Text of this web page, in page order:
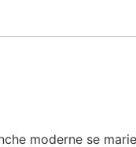
moderne se